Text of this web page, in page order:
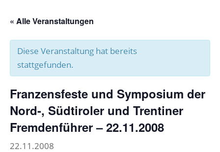
« Alle Veranstaltungen
Diese Veranstaltung hat bereits
stattgefunden.
Franzensfeste und Symposium der
Nord-, Südtiroler und Trentiner
Fremdenführer – 22.11.2008
22.11.2008